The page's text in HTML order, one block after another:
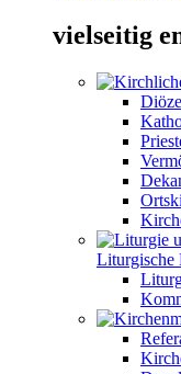
vielseitig
Liturgische